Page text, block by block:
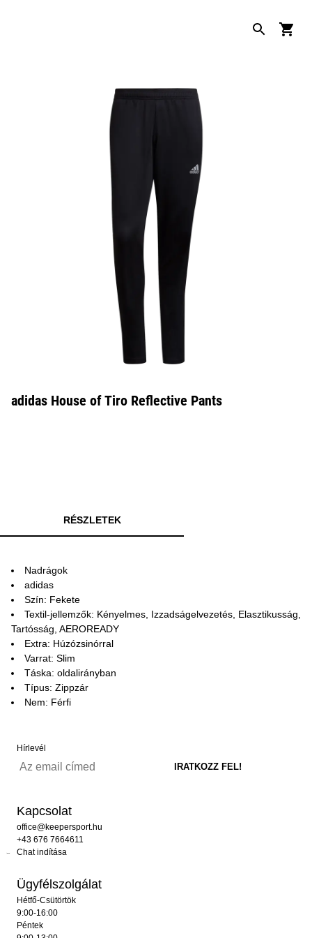
adidas House of Tiro Reflective Pants
RÉSZLETEK
Nadrágok
adidas
Szín: Fekete
Textil-jellemzők: Kényelmes, Izzadságelvezetés, Elasztikusság,
Tartósság, AEROREADY
Extra: Húzózsinórral
Varrat: Slim
Táska: oldalirányban
Típus: Zippzár
Nem: Férfi
Hírlevél
Kapcsolat
office@keepersport.hu
+43 676 7664611
Chat indítása
Ügyfélszolgálat
Hétfő-Csütörtök
9:00-16:00
Péntek